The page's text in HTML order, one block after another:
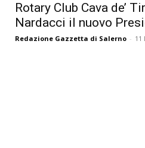
Rotary Club Cava de’
Nardacci il nuovo
Redazione Gazzetta di Salerno - 11